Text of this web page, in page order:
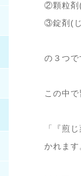
②顆粒剤
③錠剤(
の３つ
この中
「『煎
かれます